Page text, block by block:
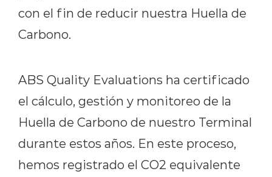
con el fin de reducir nuestra Huella de
Carbono.
ABS Quality Evaluations ha certificado
el cálculo, gestión y monitoreo de la
Huella de Carbono de nuestro Terminal
durante estos años. En este proceso,
hemos registrado el CO2 equivalente